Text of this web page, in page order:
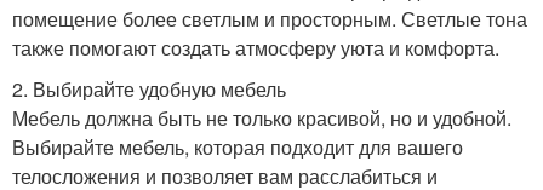
помещение более светлым и просторным. Светлые тона
также помогают создать атмосферу уюта и комфорта.
2. Выбирайте удобную мебель
Мебель должна быть не только красивой, но и удобной.
Выбирайте мебель, которая подходит для вашего
телосложения и позволяет вам расслабиться и